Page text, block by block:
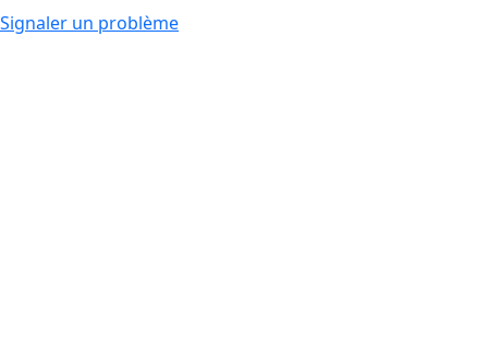
Signaler un problème